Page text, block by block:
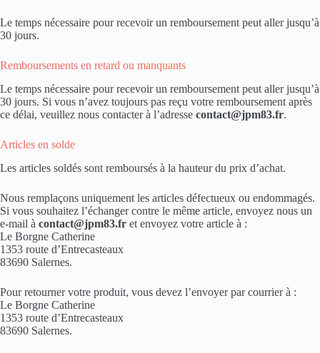
Le temps nécessaire pour recevoir un remboursement peut aller jusqu’à
30 jours.
Remboursements en retard ou manquants
Le temps nécessaire pour recevoir un remboursement peut aller jusqu’à
30 jours. Si vous n’avez toujours pas reçu votre remboursement après
ce délai, veuillez nous contacter à l’adresse contact@jpm83.fr.
Articles en solde
Les articles soldés sont remboursés à la hauteur du prix d’achat.
Nous remplaçons uniquement les articles défectueux ou endommagés.
Si vous souhaitez l’échanger contre le même article, envoyez nous un
e-mail à contact@jpm83.fr et envoyez votre article à :
Le Borgne Catherine
1353 route d’Entrecasteaux
83690 Salernes.
Pour retourner votre produit, vous devez l’envoyer par courrier à :
Le Borgne Catherine
1353 route d’Entrecasteaux
83690 Salernes.